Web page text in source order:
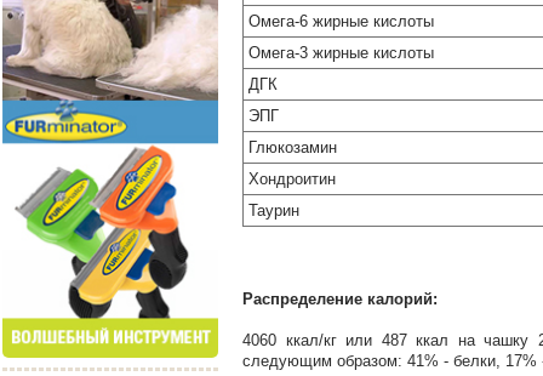
Омега-6 жирные кислоты
Омега-3 жирные кислоты
ДГК
ЭПГ
Глюкозамин
Хондроитин
Таурин
Распределение калорий:
4060 ккал/кг или 487 ккал на чашку
следующим образом: 41% - белки,